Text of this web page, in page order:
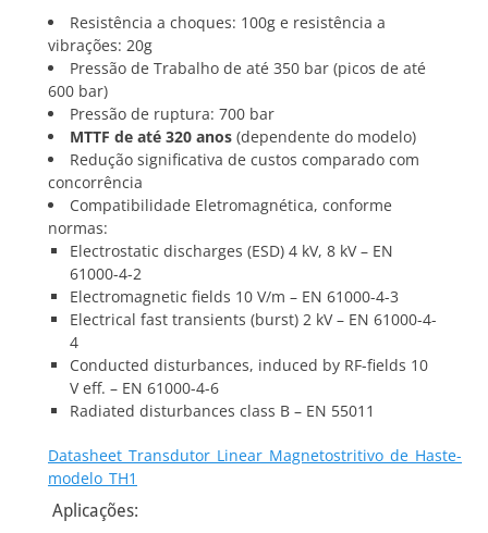
Resistência a choques: 100g e resistência a
vibrações: 20g
Pressão de Trabalho de até 350 bar (picos de até
600 bar)
Pressão de ruptura: 700 bar
MTTF de até 320 anos (dependente do modelo)
Redução significativa de custos comparado com
concorrência
Compatibilidade Eletromagnética, conforme
normas:
Electrostatic discharges (ESD) 4 kV, 8 kV – EN
61000-4-2
Electromagnetic fields 10 V/m – EN 61000-4-3
Electrical fast transients (burst) 2 kV – EN 61000-4-
4
Conducted disturbances, induced by RF-fields 10
V eff. – EN 61000-4-6
Radiated disturbances class B – EN 55011
Datasheet_Transdutor_Linear_Magnetostritivo_de_Haste-
modelo_TH1
Aplicações: